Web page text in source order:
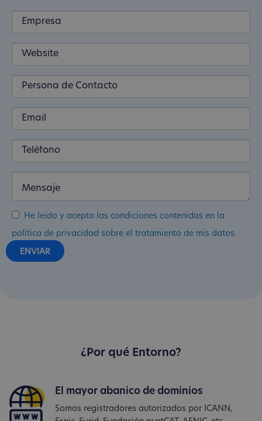
He leído y acepto las condiciones contenidas en la
política de privacidad sobre el tratamiento de mis datos.
¿Por qué Entorno?
El mayor abanico de dominios
Somos registradores autorizados por ICANN,